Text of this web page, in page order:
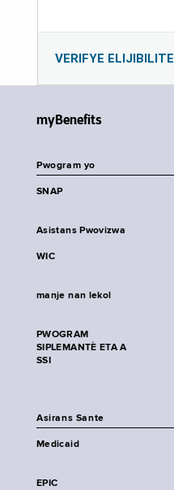
VERIFYE ELIJIBILITE
myBenefits
Pwogram yo
SNAP
Asistans Pwovizwa
WIC
manje nan lekol
PWOGRAM
SIPLEMANTÈ ETA A
SSI
Asirans Sante
Medicaid
EPIC